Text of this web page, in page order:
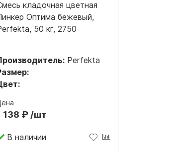
кладочная цветная
Оптима бежевый,
50 кг, 2750
Perfekta
138 ₽ /шт
В наличии